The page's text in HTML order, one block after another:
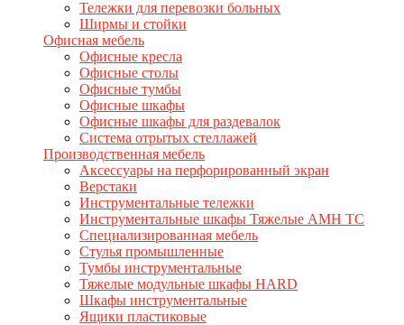
Тележки для перевозки больных
Ширмы и стойки
Офисная мебель
Офисные кресла
Офисные столы
Офисные тумбы
Офисные шкафы
Офисные шкафы для раздевалок
Система отрытых стеллажей
Производственная мебель
Аксессуары на перфорированный экран
Верстаки
Инструментальные тележки
Инструментальные шкафы Тяжелые AMH TC
Специализированная мебель
Стулья промышленные
Тумбы инструментальные
Тяжелые модульные шкафы HARD
Шкафы инструментальные
Ящики пластиковые